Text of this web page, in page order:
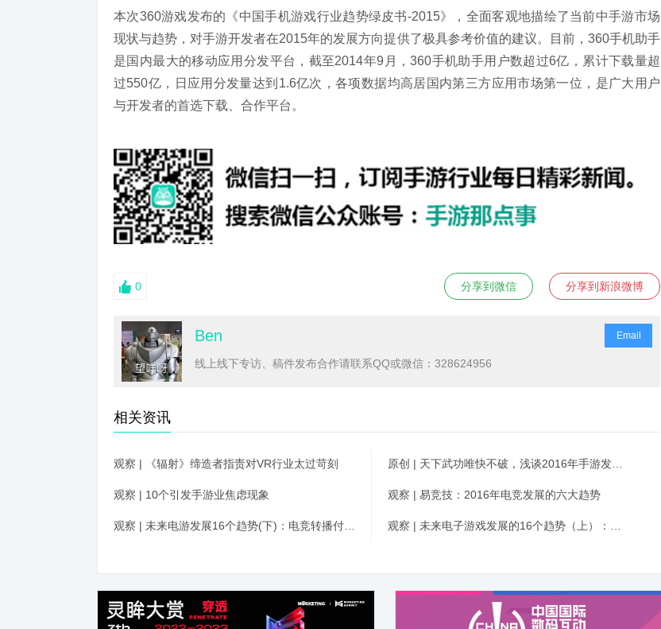
本次360游戏发布的《中国手机游戏行业趋势绿皮书-2015》，全面客观地描绘了当前中手游市场
现状与趋势，对手游开发者在2015年的发展方向提供了极具参考价值的建议。目前，360手机助手
是国内最大的移动应用分发平台，截至2014年9月，360手机助手用户数超过6亿，累计下载量超
过550亿，日应用分发量达到1.6亿次，各项数据均高居国内第三方应用市场第一位，是广大用户
与开发者的首选下载、合作平台。
0 分享到新浪微博
分享到微信
Ben
线上线下专访、稿件发布合作请联系QQ或微信：328624956
Email
相关资讯
观察 | 《辐射》缔造者指责对VR行业太过苛刻
观察 | 10个引发手游业焦虑现象 观察 | 易竞技：2016年电竞发展的六大趋势